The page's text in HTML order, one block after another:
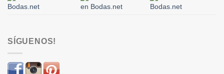
SÍGUENOS!